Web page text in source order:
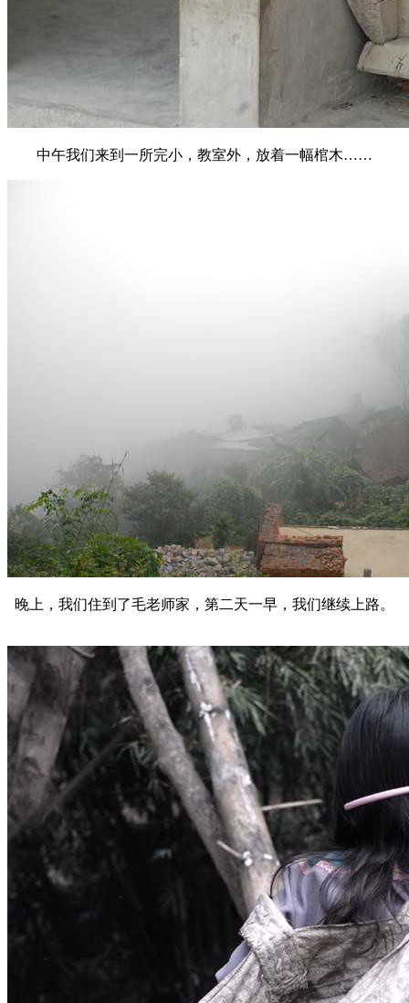
中午我们来到一所完小，教室外，放着一幅棺木……
晚上，我们住到了毛老师家，第二天一早，我们继续上路。